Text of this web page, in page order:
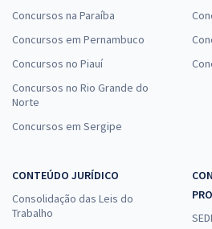
Concursos na Paraíba
Concursos em Pernambuco
Concursos no Piauí
Concursos no Rio Grande do
Norte
Concursos em Sergipe
CONTEÚDO JURÍDICO
Consolidação das Leis do
Trabalho